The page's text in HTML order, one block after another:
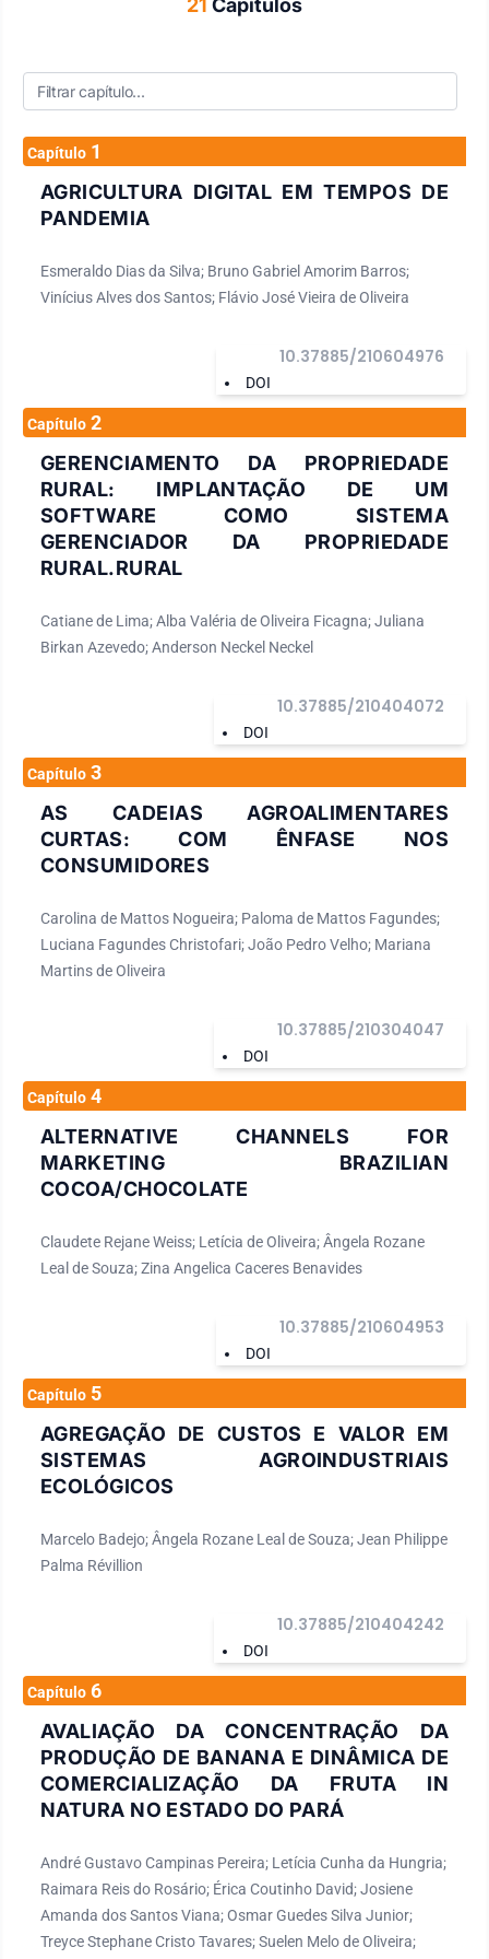
21 Capítulos
Capítulo 1
AGRICULTURA DIGITAL EM TEMPOS DE
PANDEMIA
Esmeraldo Dias da Silva; Bruno Gabriel Amorim Barros;
Vinícius Alves dos Santos; Flávio José Vieira de Oliveira
DOI
10.37885/210604976
Capítulo 2
GERENCIAMENTO DA PROPRIEDADE
RURAL: IMPLANTAÇÃO DE UM
SOFTWARE COMO SISTEMA
GERENCIADOR DA PROPRIEDADE
RURAL.RURAL
Catiane de Lima; Alba Valéria de Oliveira Ficagna; Juliana
Birkan Azevedo; Anderson Neckel Neckel
DOI
10.37885/210404072
Capítulo 3
AS CADEIAS AGROALIMENTARES
CURTAS: COM ÊNFASE NOS
CONSUMIDORES
Carolina de Mattos Nogueira; Paloma de Mattos Fagundes;
Luciana Fagundes Christofari; João Pedro Velho; Mariana
Martins de Oliveira
DOI
10.37885/210304047
Capítulo 4
ALTERNATIVE CHANNELS FOR
MARKETING BRAZILIAN
COCOA/CHOCOLATE
Claudete Rejane Weiss; Letícia de Oliveira; Ângela Rozane
Leal de Souza; Zina Angelica Caceres Benavides
DOI
10.37885/210604953
Capítulo 5
AGREGAÇÃO DE CUSTOS E VALOR EM
SISTEMAS AGROINDUSTRIAIS
ECOLÓGICOS
Marcelo Badejo; Ângela Rozane Leal de Souza; Jean Philippe
Palma Révillion
DOI
10.37885/210404242
Capítulo 6
AVALIAÇÃO DA CONCENTRAÇÃO DA
PRODUÇÃO DE BANANA E DINÂMICA DE
COMERCIALIZAÇÃO DA FRUTA IN
NATURA NO ESTADO DO PARÁ
André Gustavo Campinas Pereira; Letícia Cunha da Hungria;
Raimara Reis do Rosário; Érica Coutinho David; Josiene
Amanda dos Santos Viana; Osmar Guedes Silva Junior;
Treyce Stephane Cristo Tavares; Suelen Melo de Oliveira;